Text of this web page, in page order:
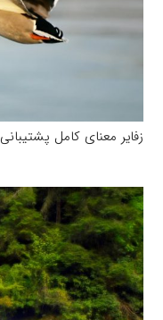
زفایر معنای کامل پشتیبانی